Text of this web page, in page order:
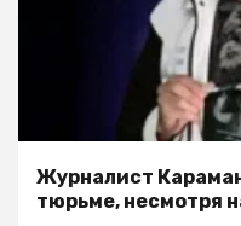
Журналист
тюрьме, несмотря